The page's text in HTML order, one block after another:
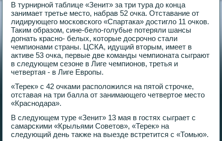
В турнирной таблице «Зенит» за три тура до конца
занимает третье место, набрав 52 очка. Отставание от
лидирующего московского «Спартака» достигло 11 очков.
Таким образом, сине-бело-голубые потеряли шансы
догнать красно- белых, которые досрочно стали
чемпионами страны. ЦСКА, идущий вторым, имеет в
активе 53 очка, первые две команды чемпионата сыграют
в следующем сезоне в Лиге чемпионов, третья и
четвертая - в Лиге Европы.
«Терек» с 42 очками расположился на пятой строчке,
отставая на три балла от занимающего четвертое место
«Краснодара».
В следующем туре «Зенит» 13 мая в гостях сыграет с
самарскими «Крыльями Советов», «Терек» на
следующий день также на выезде встретится с «Томью».